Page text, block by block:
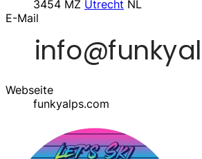
3454 MZ Utrecht NL
E-Mail
Webseite
funkyalps.com